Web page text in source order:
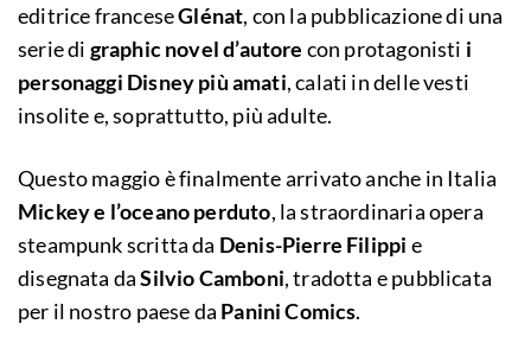
editrice franceseGlénat, con la pubblicazione di una
serie di graphic novel d’autore con protagonisti i
personaggi Disney più amati, calati in delle vesti
insolite e, soprattutto, più adulte.
Questo maggio è finalmente arrivato anche in Italia
Mickey e l’oceano perduto, la straordinaria opera
steampunk scritta da Denis-Pierre Filippi e
disegnata daSilvio Camboni, tradotta e pubblicata
per il nostro paese da Panini Comics.